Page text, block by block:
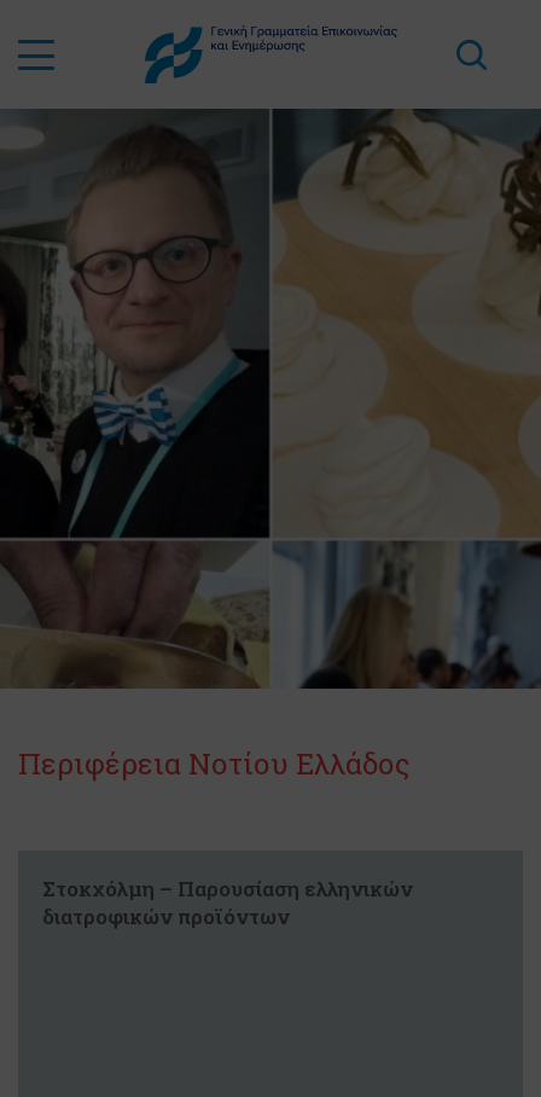
Περιφέρεια Νοτίου Ελλάδος
Στοκχόλμη – Παρουσίαση ελληνικών
διατροφικών προϊόντων